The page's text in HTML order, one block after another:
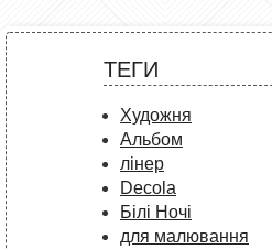
ТЕГИ
Художня
Альбом
лінер
Decola
Білі Ночі
для малювання